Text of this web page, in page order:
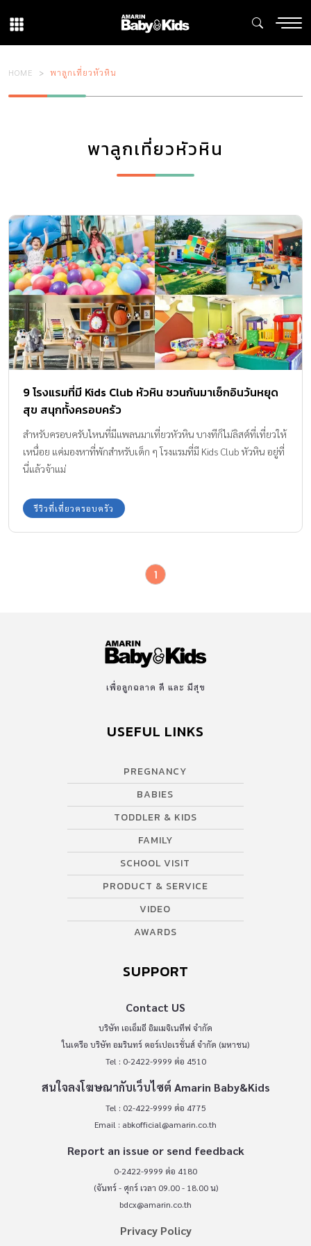
HOME พาลูกเที่ยวหัวหิน
พาลูกเที่ยวหัวหิน
9 โรงแรมที่มี Kids Club หัวหิน ชวนกันมาเช็กอินวันหยุด
สุข สนุกทั้งครอบครัว
สำหรับครอบครับไหนที่มีแพลนมาเที่ยวหัวหิน บางทีก็ไม่ลิสต์ที่เที่ยวให้
เหนื่อย แค่มองหาที่พักสำหรับเด็ก ๆ โรงแรมที่มี Kids Club หัวหิน อยู่ที่
นี่แล้วจ้าแม่
รีวิวที่เที่ยวครอบครัว
1
เพื่อลูกฉลาด ดี และ มีสุข
USEFUL LINKS
PREGNANCY
BABIES
TODDLER & KIDS
FAMILY
SCHOOL VISIT
PRODUCT & SERVICE
VIDEO
AWARDS
SUPPORT
Contact US
บริษัท เอเอ็มอี อิมเมจิเนทีฟ จำกัด
ในเครือ บริษัท อมรินทร์ คอร์เปอเรชั่นส์ จำกัด (มหาชน)
Tel : 0-2422-9999 ต่อ 4510
สนใจลงโฆษณากับเว็บไซต์ Amarin Baby&Kids
Tel : 02-422-9999 ต่อ 4775
Email : abkofficial@amarin.co.th
Report an issue or send feedback
0-2422-9999 ต่อ 4180
(จันทร์ - ศุกร์ เวลา 09.00 - 18.00 น)
bdcx@amarin.co.th
Privacy Policy